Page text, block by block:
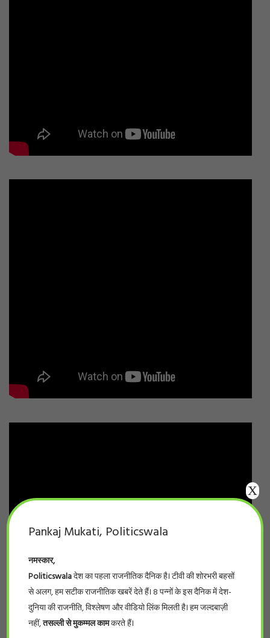
Pankaj Mukati, Politicswala
नमस्कार,
Politicswalaदेश का पहला राजनीतिक दैनिक है। टीवी की शोरभरी बहसों
से अलग, हम सटीक राजनीतिक खबरें देते हैं। 8 पन्नों के इस दैनिक में देश-
दुनिया की राजनीति, विश्लेषण और वीडियो लिंक मिलती है। हम जल्दबाज़ी
नहीं,तसल्ली से मुकम्मल कामकरते हैं।
X